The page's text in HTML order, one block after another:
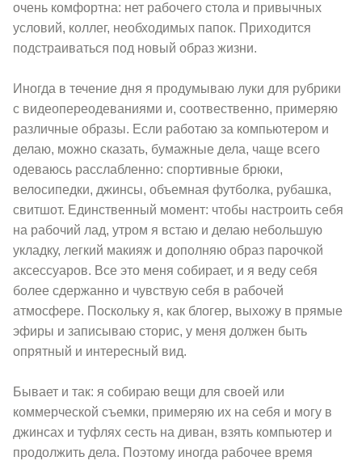
очень комфортна: нет рабочего стола и привычных
условий, коллег, необходимых папок. Приходится
подстраиваться под новый образ жизни.
Иногда в течение дня я продумываю луки для рубрики
с видеопереодеваниями и, соотвественно, примеряю
различные образы. Если работаю за компьютером и
делаю, можно сказать, бумажные дела, чаще всего
одеваюсь расслабленно: спортивные брюки,
велосипедки, джинсы, объемная футболка, рубашка,
свитшот. Единственный момент: чтобы настроить себя
на рабочий лад, утром я встаю и делаю небольшую
укладку, легкий макияж и дополняю образ парочкой
аксессуаров. Все это меня собирает, и я веду себя
более сдержанно и чувствую себя в рабочей
атмосфере. Поскольку я, как блогер, выхожу в прямые
эфиры и записываю сторис, у меня должен быть
опрятный и интересный вид.
Бывает и так: я собираю вещи для своей или
коммерческой съемки, примеряю их на себя и могу в
джинсах и туфлях сесть на диван, взять компьютер и
продолжить дела. Поэтому иногда рабочее время